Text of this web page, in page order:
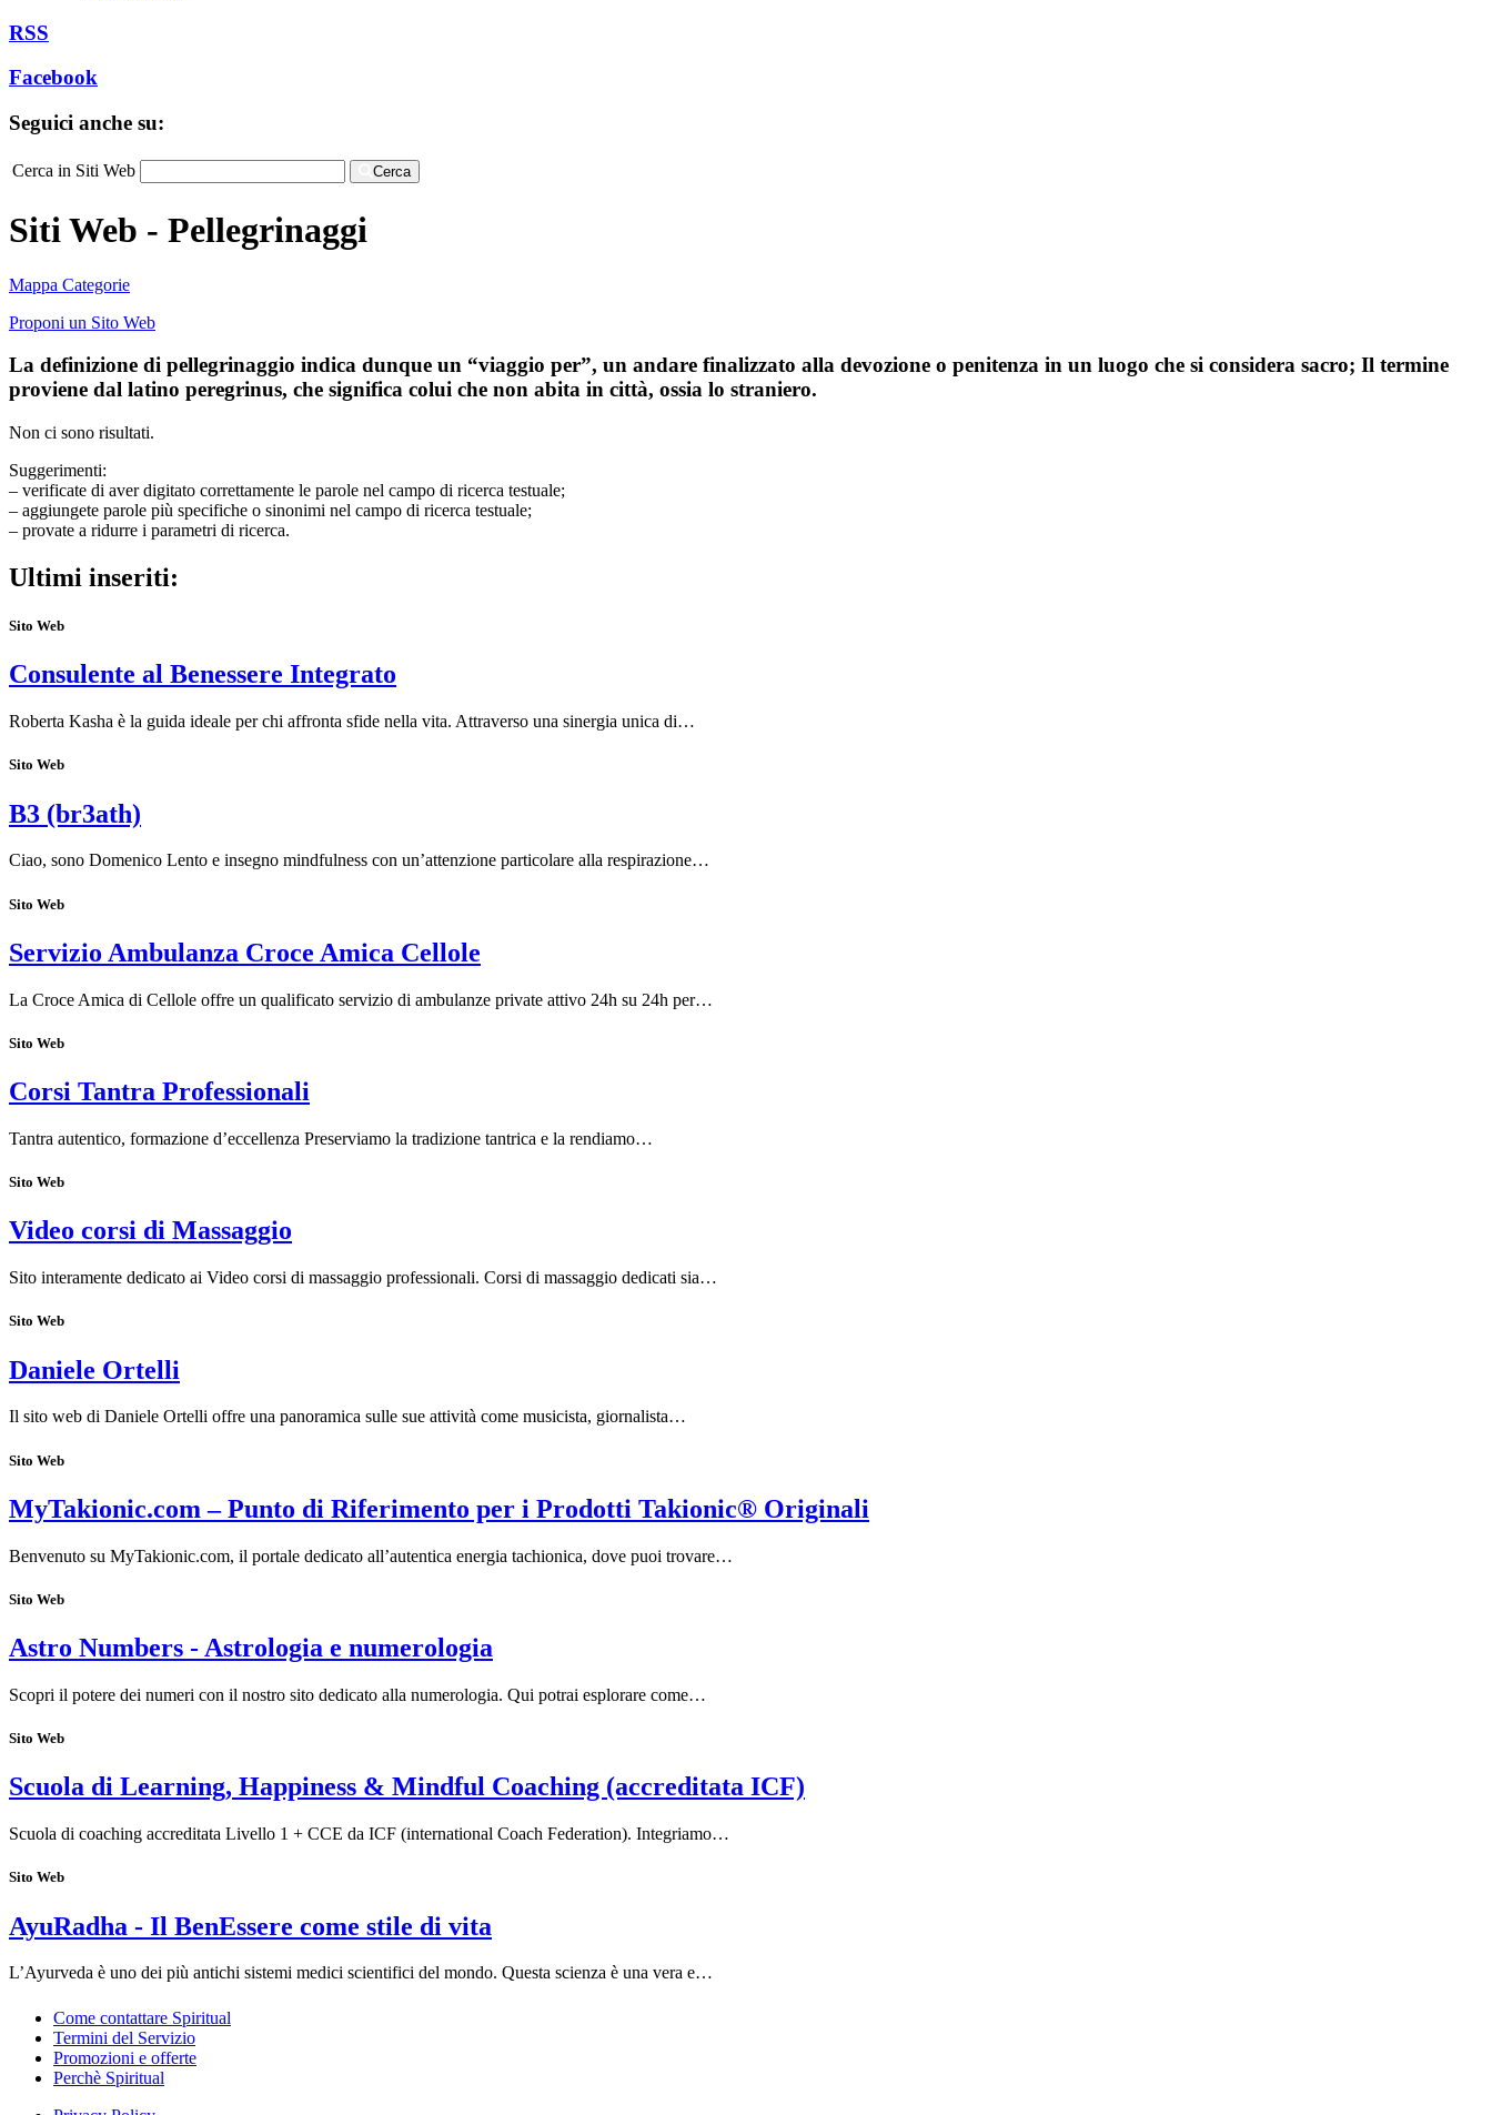
RSS
Facebook
Seguici anche su:
Cerca in Siti Web Cerca
Siti Web - Pellegrinaggi
Mappa Categorie
Proponi un Sito Web
La definizione di pellegrinaggio indica dunque un “viaggio per”, un andare finalizzato alla devozione o penitenza in un luogo che si considera sacro; Il termine
proviene dal latino peregrinus, che significa colui che non abita in città, ossia lo straniero.
Non ci sono risultati.
Suggerimenti:
– verificate di aver digitato correttamente le parole nel campo di ricerca testuale;
– aggiungete parole più specifiche o sinonimi nel campo di ricerca testuale;
– provate a ridurre i parametri di ricerca.
Ultimi inseriti:
Sito Web
Consulente al Benessere Integrato
Roberta Kasha è la guida ideale per chi affronta sfide nella vita. Attraverso una sinergia unica di…
Sito Web
B3 (br3ath)
Ciao, sono Domenico Lento e insegno mindfulness con un’attenzione particolare alla respirazione…
Sito Web
Servizio Ambulanza Croce Amica Cellole
La Croce Amica di Cellole offre un qualificato servizio di ambulanze private attivo 24h su 24h per…
Sito Web
Corsi Tantra Professionali
Tantra autentico, formazione d’eccellenza Preserviamo la tradizione tantrica e la rendiamo…
Sito Web
Video corsi di Massaggio
Sito interamente dedicato ai Video corsi di massaggio professionali. Corsi di massaggio dedicati sia…
Sito Web
Daniele Ortelli
Il sito web di Daniele Ortelli offre una panoramica sulle sue attività come musicista, giornalista…
Sito Web
MyTakionic.com – Punto di Riferimento per i Prodotti Takionic® Originali
Benvenuto su MyTakionic.com, il portale dedicato all’autentica energia tachionica, dove puoi trovare…
Sito Web
Astro Numbers - Astrologia e numerologia
Scopri il potere dei numeri con il nostro sito dedicato alla numerologia. Qui potrai esplorare come…
Sito Web
Scuola di Learning, Happiness & Mindful Coaching (accreditata ICF)
Scuola di coaching accreditata Livello 1 + CCE da ICF (international Coach Federation). Integriamo…
Sito Web
AyuRadha - Il BenEssere come stile di vita
L’Ayurveda è uno dei più antichi sistemi medici scientifici del mondo. Questa scienza è una vera e…
Come contattare Spiritual
Termini del Servizio
Promozioni e offerte
Perchè Spiritual